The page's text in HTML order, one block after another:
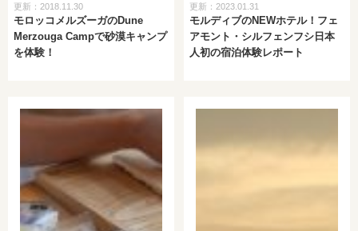
更新：2018.11.30
モロッコメルズーガのDune
Merzouga Campで砂漠キャンプ
を体験！
更新：2023.01.31
モルディブのNEWホテル！フェ
アモント・シルフェンフシ日本
人初の宿泊体験レポート